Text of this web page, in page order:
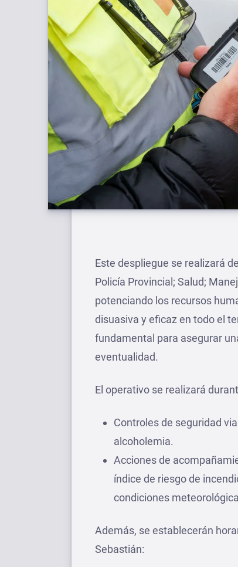
Este despliegue se realizará
Policía Provincial; Salud;
potenciando los recursos
disuasiva y eficaz en todo el
fundamental para asegurar
eventualidad.
El operativo se realizará
Controles de seguridad
alcoholemia.
Acciones de
índice de riesgo de
condiciones
Además, se establecerán
Sebastián: